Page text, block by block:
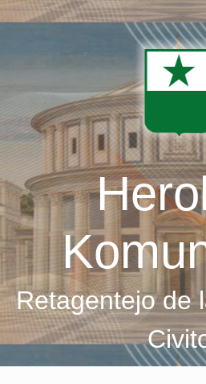
Skip
Retagentejo de